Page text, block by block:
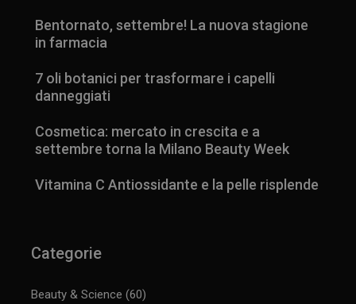
Bentornato, settembre! La nuova stagione
in farmacia
7 oli botanici per trasformare i capelli
danneggiati
Cosmetica: mercato in crescita e a
settembre torna la Milano Beauty Week
Vitamina C Antiossidante e la pelle risplende
Categorie
Beauty & Science (60)